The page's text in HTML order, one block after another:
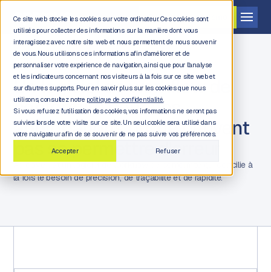
Ce site web stocke les cookies sur votre ordinateur. Ces cookies sont
utilisés pour collecter des informations sur la manière dont vous
interagissez avec notre site web et nous permettent de nous souvenir
de vous. Nous utilisons ces informations afin d'améliorer et de
personnaliser votre expérience de navigation, ainsi que pour l'analyse
et les indicateurs concernant nos visiteurs à la fois sur ce site web et
sur d'autres supports. Pour en savoir plus sur les cookies que nous
utilisons, consultez notre politique de confidentialité.
Si vous refusez l'utilisation des cookies, vos informations ne seront pas
suivies lors de votre visite sur ce site. Un seul cookie sera utilisé dans
votre navigateur afin de se souvenir de ne pas suivre vos préférences.
Accepter
Refuser
Demander une démo
Un logiciel de workflow de
conformité pour des
approbations qui ne peuvent
pas se permettre d'erreur
Aproove est un logiciel de workflow de conformité qui concilie à
la fois le besoin de précision, de traçabilité et de rapidité.